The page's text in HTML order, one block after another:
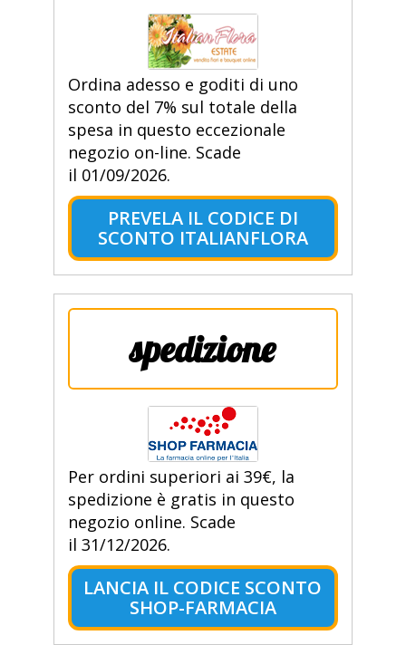
Ordina adesso e goditi di uno
sconto del 7% sul totale della
spesa in questo eccezionale
negozio on-line. Scade
il 01/09/2026.
PREVELA IL CODICE DI
SCONTO ITALIANFLORA
spedizione
Per ordini superiori ai 39€, la
spedizione è gratis in questo
negozio online. Scade
il 31/12/2026.
LANCIA IL CODICE SCONTO
SHOP-FARMACIA